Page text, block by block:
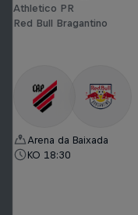
Athletico PR
Red Bull Bragantino
Arena da Baixada
KO 18:30